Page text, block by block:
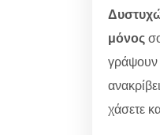
μόνος
γράψουν
χάσετε